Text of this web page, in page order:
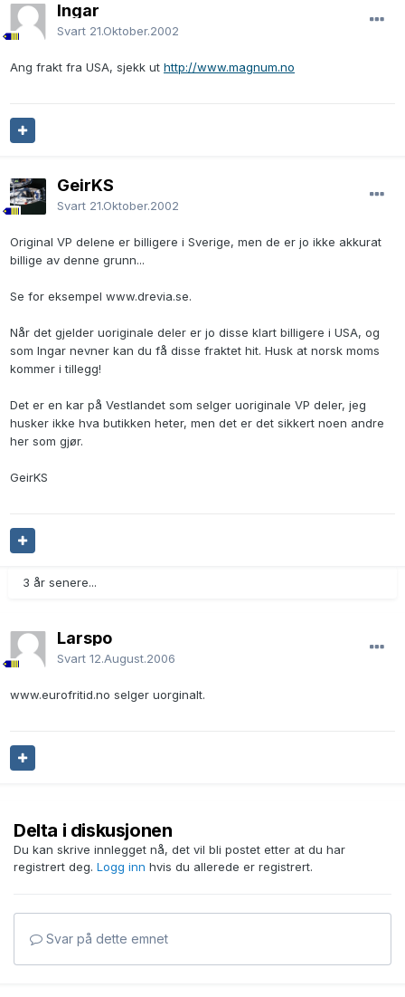
Ingar
Svart 21.Oktober.2002
Ang frakt fra USA, sjekk ut http://www.magnum.no
GeirKS
Svart 21.Oktober.2002
Original VP delene er billigere i Sverige, men de er jo ikke akkurat
billige av denne grunn...
Se for eksempel www.drevia.se.
Når det gjelder uoriginale deler er jo disse klart billigere i USA, og
som Ingar nevner kan du få disse fraktet hit. Husk at norsk moms
kommer i tillegg!
Det er en kar på Vestlandet som selger uoriginale VP deler, jeg
husker ikke hva butikken heter, men det er det sikkert noen andre
her som gjør.
GeirKS
3 år senere...
Larspo
Svart 12.August.2006
www.eurofritid.no selger uorginalt.
Delta i diskusjonen
Du kan skrive innlegget nå, det vil bli postet etter at du har
registrert deg. Logg inn hvis du allerede er registrert.
Svar på dette emnet